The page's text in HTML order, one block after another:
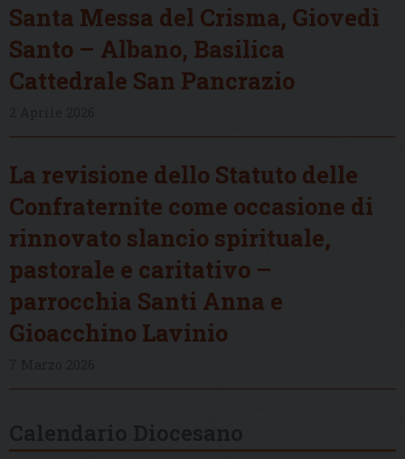
Santa Messa del Crisma, Giovedì
Santo – Albano, Basilica
Cattedrale San Pancrazio
La revisione dello Statuto delle
Confraternite come occasione di
rinnovato slancio spirituale,
pastorale e caritativo –
parrocchia Santi Anna e
Gioacchino Lavinio